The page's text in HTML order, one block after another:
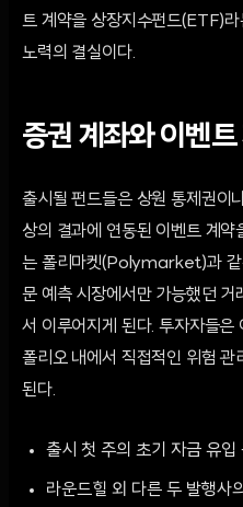
트 계약을 상장지수펀드(ETF)
노력의 결실이다.
증권 계좌와 이벤
출시될 펀드들은 상원 통제권이
상의 결과에 연동된 이벤트 계약
는 폴리마켓(Polymarket)과 같
문 예측 시장에서만 가능했던 거
서 이루어지게 된다. 투자자들은
폴리오 내에서 직접적인 위험 관
된다.
출시 첫 주의 초기 자금 유입
라운드힐 외 다른 두 발행사